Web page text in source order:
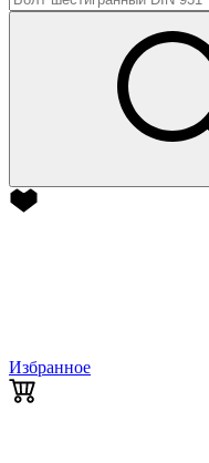
Избранное